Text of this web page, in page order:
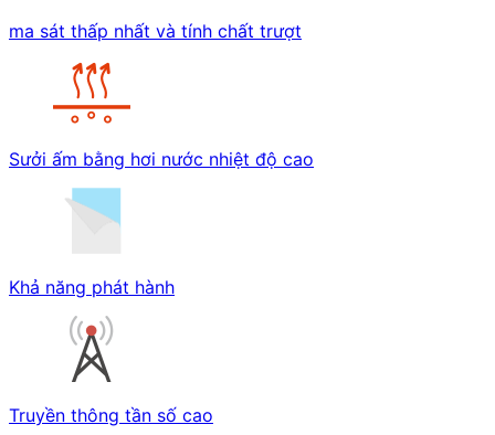
ma sát thấp nhất và tính chất trượt
Sưởi ấm bằng hơi nước nhiệt độ cao
Khả năng phát hành
Truyền thông tần số cao